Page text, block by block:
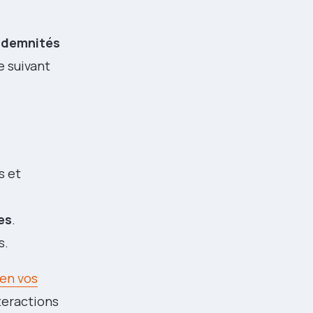
suivant
et
.
vos